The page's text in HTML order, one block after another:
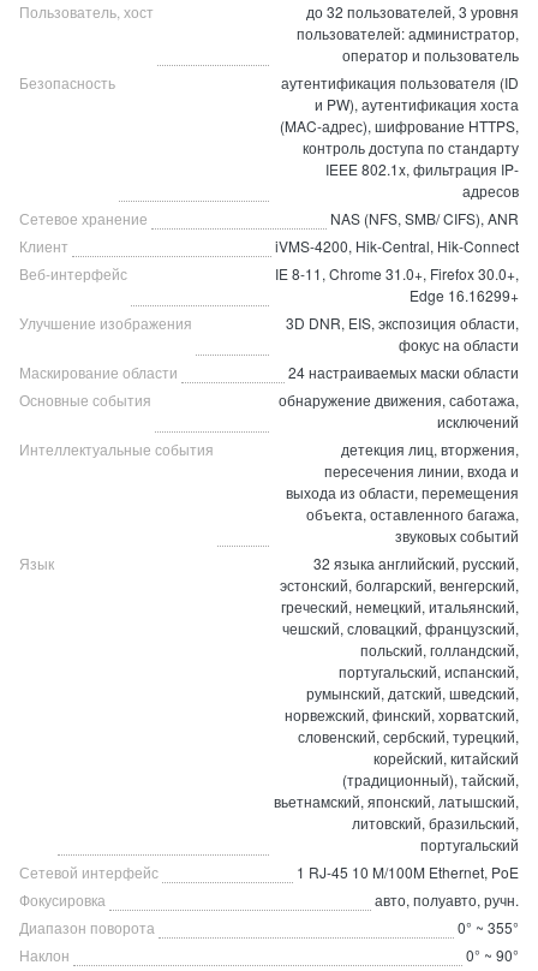
Пользователь, хост
до 32 пользователей, 3 уровня
пользователей: администратор,
оператор и пользователь
Безопасность
аутентификация пользователя (ID
и PW), аутентификация хоста
(MAC-адрес), шифрование HTTPS,
контроль доступа по стандарту
IEEE 802.1x, фильтрация IP-
адресов
Сетевое хранение
NAS (NFS, SMB/ CIFS), ANR
Клиент
iVMS-4200, Hik-Central, Hik-Connect
Веб-интерфейс
IE 8-11, Chrome 31.0+, Firefox 30.0+,
Edge 16.16299+
Улучшение изображения
3D DNR, EIS, экспозиция области,
фокус на области
Маскирование области
24 настраиваемых маски области
Основные события
обнаружение движения, саботажа,
исключений
Интеллектуальные события
детекция лиц, вторжения,
пересечения линии, входа и
выхода из области, перемещения
объекта, оставленного багажа,
звуковых событий
Язык
32 языка английский, русский,
эстонский, болгарский, венгерский,
греческий, немецкий, итальянский,
чешский, словацкий, французский,
польский, голландский,
португальский, испанский,
румынский, датский, шведский,
норвежский, финский, хорватский,
словенский, сербский, турецкий,
корейский, китайский
(традиционный), тайский,
вьетнамский, японский, латышский,
литовский, бразильский,
португальский
Сетевой интерфейс
1 RJ-45 10 M/100M Ethernet, PoE
Фокусировка
авто, полуавто, ручн.
Диапазон поворота
0° ~ 355°
Наклон
0° ~ 90°